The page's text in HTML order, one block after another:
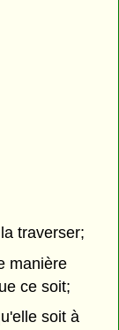
traverser;
manière
ce soit;
soit à